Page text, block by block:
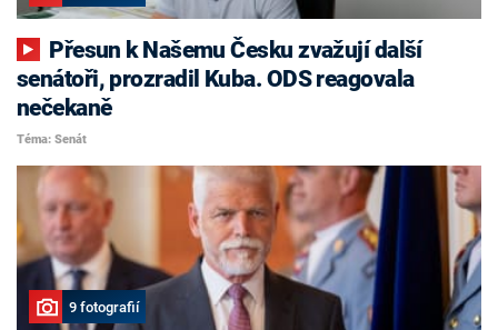
senátoři, prozradil Kuba. ODS reagovala
nečekaně
Téma: Senát
9 fotografií